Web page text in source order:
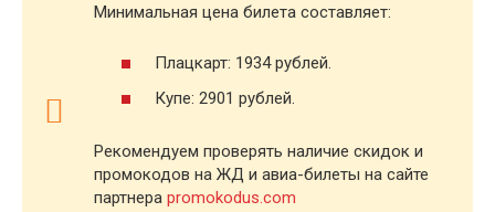
Минимальная цена билета составляет:
Плацкарт: 1934 рублей.
Купе: 2901 рублей.
Рекомендуем проверять наличие скидок и
промокодов на ЖД и авиа-билеты на сайте
партнера promokodus.com